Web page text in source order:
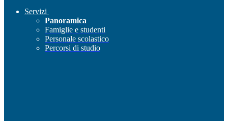
Servizi
Panoramica
Famiglie e studenti
Personale scolastico
Percorsi di studio